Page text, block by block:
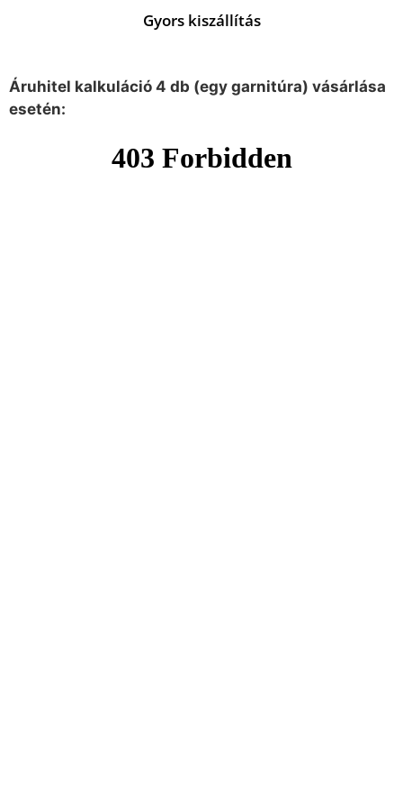
Gyors kiszállítás
Áruhitel kalkuláció 4 db (egy garnitúra) vásárlása
esetén: